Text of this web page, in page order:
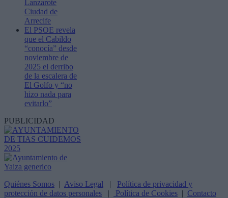
Lanzarote
Ciudad de
Arrecife
El PSOE revela
que el Cabildo
“conocía” desde
noviembre de
2025 el derribo
de la escalera de
El Golfo y “no
hizo nada para
evitarlo”
PUBLICIDAD
Quiénes Somos | Aviso Legal | Política de privacidad y
protección de datos personales | Política de Cookies | Contacto